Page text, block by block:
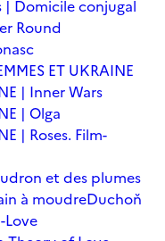
| Domicile conjugal
Round
ET UKRAINE
| Inner Wars
| Olga
| Roses. Film-
et des plumes
à moudreDuchoň
Love